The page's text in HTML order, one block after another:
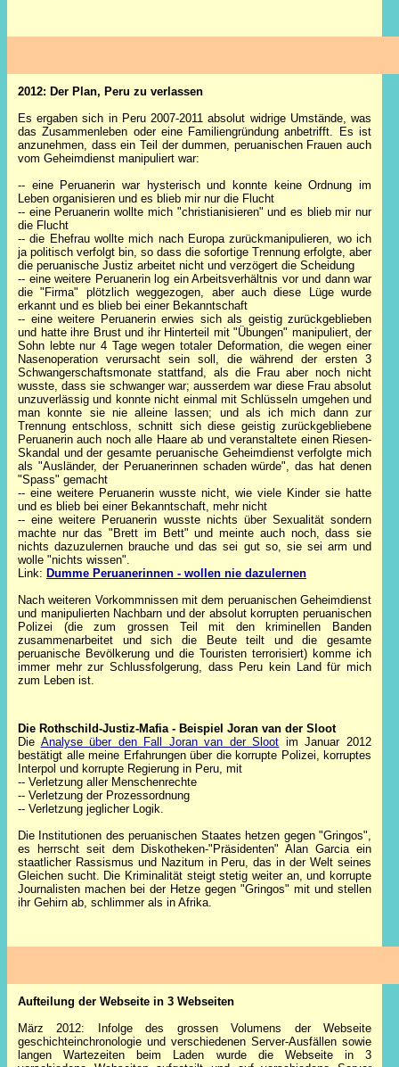
2012: Der Plan, Peru zu verlassen
Es ergaben sich in Peru 2007-2011 absolut widrige Umstände, was
das Zusammenleben oder eine Familiengründung anbetrifft. Es ist
anzunehmen, dass ein Teil der dummen, peruanischen Frauen auch
vom Geheimdienst manipuliert war:
-- eine Peruanerin war hysterisch und konnte keine Ordnung im
Leben organisieren und es blieb mir nur die Flucht
-- eine Peruanerin wollte mich "christianisieren" und es blieb mir nur
die Flucht
-- die Ehefrau wollte mich nach Europa zurückmanipulieren, wo ich
ja politisch verfolgt bin, so dass die sofortige Trennung erfolgte, aber
die peruanische Justiz arbeitet nicht und verzögert die Scheidung
-- eine weitere Peruanerin log ein Arbeitsverhältnis vor und dann war
die "Firma" plötzlich weggezogen, aber auch diese Lüge wurde
erkannt und es blieb bei einer Bekanntschaft
-- eine weitere Peruanerin erwies sich als geistig zurückgeblieben
und hatte ihre Brust und ihr Hinterteil mit "Übungen" manipuliert, der
Sohn lebte nur 4 Tage wegen totaler Deformation, die wegen einer
Nasenoperation verursacht sein soll, die während der ersten 3
Schwangerschaftsmonate stattfand, als die Frau aber noch nicht
wusste, dass sie schwanger war; ausserdem war diese Frau absolut
unzuverlässig und konnte nicht einmal mit Schlüsseln umgehen und
man konnte sie nie alleine lassen; und als ich mich dann zur
Trennung entschloss, schnitt sich diese geistig zurückgebliebene
Peruanerin auch noch alle Haare ab und veranstaltete einen Riesen-
Skandal und der gesamte peruanische Geheimdienst verfolgte mich
als "Ausländer, der Peruanerinnen schaden würde", das hat denen
"Spass" gemacht
-- eine weitere Peruanerin wusste nicht, wie viele Kinder sie hatte
und es blieb bei einer Bekanntschaft, mehr nicht
-- eine weitere Peruanerin wusste nichts über Sexualität sondern
machte nur das "Brett im Bett" und meinte auch noch, dass sie
nichts dazuzulernen brauche und das sei gut so, sie sei arm und
wolle "nichts wissen".
Link: Dumme Peruanerinnen - wollen nie dazulernen
Nach weiteren Vorkommnissen mit dem peruanischen Geheimdienst
und manipulierten Nachbarn und der absolut korrupten peruanischen
Polizei (die zum grossen Teil mit den kriminellen Banden
zusammenarbeitet und sich die Beute teilt und die gesamte
peruanische Bevölkerung und die Touristen terrorisiert) komme ich
immer mehr zur Schlussfolgerung, dass Peru kein Land für mich
zum Leben ist.
Die Rothschild-Justiz-Mafia - Beispiel Joran van der Sloot
Die Analyse über den Fall Joran van der Sloot im Januar 2012
bestätigt alle meine Erfahrungen über die korrupte Polizei, korruptes
Interpol und korrupte Regierung in Peru, mit
-- Verletzung aller Menschenrechte
-- Verletzung der Prozessordnung
-- Verletzung jeglicher Logik.
Die Institutionen des peruanischen Staates hetzen gegen "Gringos",
es herrscht seit dem Diskotheken-"Präsidenten" Alan Garcia ein
staatlicher Rassismus und Nazitum in Peru, das in der Welt seines
Gleichen sucht. Die Kriminalität steigt stetig weiter an, und korrupte
Journalisten machen bei der Hetze gegen "Gringos" mit und stellen
ihr Gehirn ab, schlimmer als in Afrika.
Aufteilung der Webseite in 3 Webseiten
März 2012: Infolge des grossen Volumens der Webseite
geschichteinchronologie und verschiedenen Server-Ausfällen sowie
langen Wartezeiten beim Laden wurde die Webseite in 3